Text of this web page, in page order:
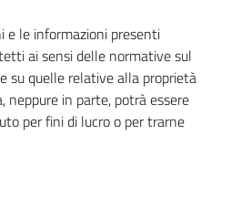
e le informazioni presenti
ai sensi delle normative sul
su quelle relative alla proprietà
in parte, potrà essere
per fini di lucro o per trarne